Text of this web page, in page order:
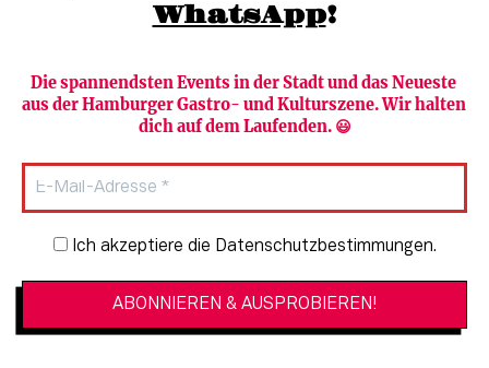
WhatsApp!
Die spannendsten Events in der Stadt und das Neueste
aus der Hamburger Gastro- und Kulturszene. Wir halten
dich auf dem Laufenden. 😃
Newsletter-Anmeldung
Ich akzeptiere die Datenschutzbestimmungen.
Newsletter abonnieren
HAMBURG PUR
Verlag